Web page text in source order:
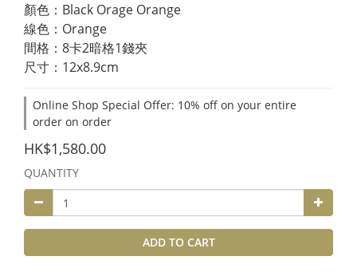
顏色：Black Orage Orange
線色：Orange
間格：8卡2暗格1錢夾
尺寸：12x8.9cm
Online Shop Special Offer: 10% off on your entire
order on order
HK$1,580.00
QUANTITY
ADD TO CART